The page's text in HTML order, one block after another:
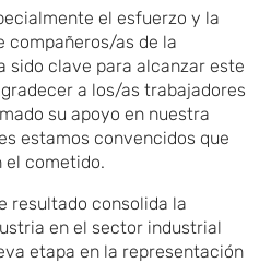
el esfuerzo y la
compañero​s/as de la
sido clave para alcanzar este
a los/as trabajadores
su apoyo en nuestra
estamos convencidos que
el cometido.
resultado consolida la
en el sector industrial
etapa en la representación